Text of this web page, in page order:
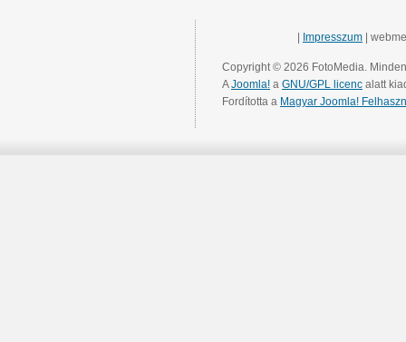
Impresszum |
Copyright © 2026 FotoMedia.
AJoomla! a GNU/GPL licenc alatt
Fordította a Magyar Joomla!